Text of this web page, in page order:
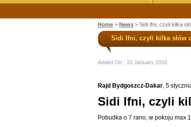
Home > News > Sidi Ifni, czyli kilka
Sidi Ifni, czyli kilka słów
Added On : 10 January 2010
Rajd Bydgoszcz-Dakar, 5
Sidi Ifni, czyli
Pobudka o 7 rano, w pokoju max